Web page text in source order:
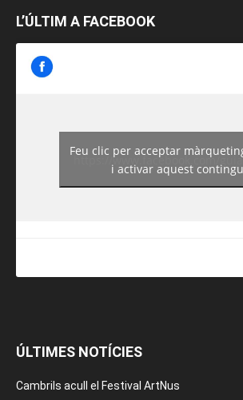
L’ÚLTIM A FACEBOOK
https://www.facebook.com/
Feu clic per acceptar
i activar aquest
ÚLTIMES NOTÍCIES
Cambrils acull el Festival ArtNus